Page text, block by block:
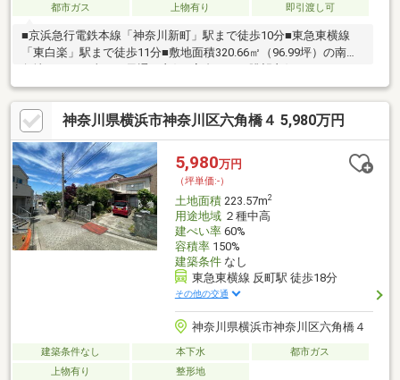
都市ガス
上物有り 即引渡し可
■京浜急行電鉄本線「神奈川新町」駅まで徒歩10分■東急東横線
「東白楽」駅まで徒歩11分■敷地面積320.66㎡（96.99坪）の南西
角地のため日当たり風通し良好■高台のため眺望良好（みなとみ
らい方面・横浜ランドマークタワーが一望できます）■建築条件
なしのためお好きなハウスメーカーや工務店で建築可能です■公
営水道・公共下水道・都市ガスが利用可能■資料請求や現地案内
等お気軽に申し付けください！ご連絡お待ちしております！
神奈川県横浜市神奈川区六角橋４ 5,980万円
5,980万円
（坪単価:-）
土地面積223.57m2
用途地域２種中高
建ぺい率60%
容積率150%
建築条件なし
東急東横線 反町駅 徒歩18分
その他の交通
神奈川県横浜市神奈川区六角橋４
建築条件なし 本下水
都市ガス
上物有り
整形地